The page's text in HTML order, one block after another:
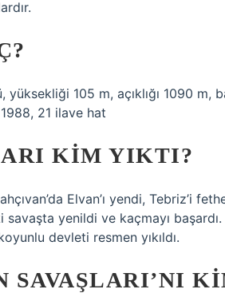
105 m, açıklığı 1090 m,
21 ilave hat
KIM YIKTI?
Elvan’ı yendi, Tebriz’i
savaşta yenildi ve kaçmayı
devleti resmen yıkıldı.
SAVAŞLARI’NI